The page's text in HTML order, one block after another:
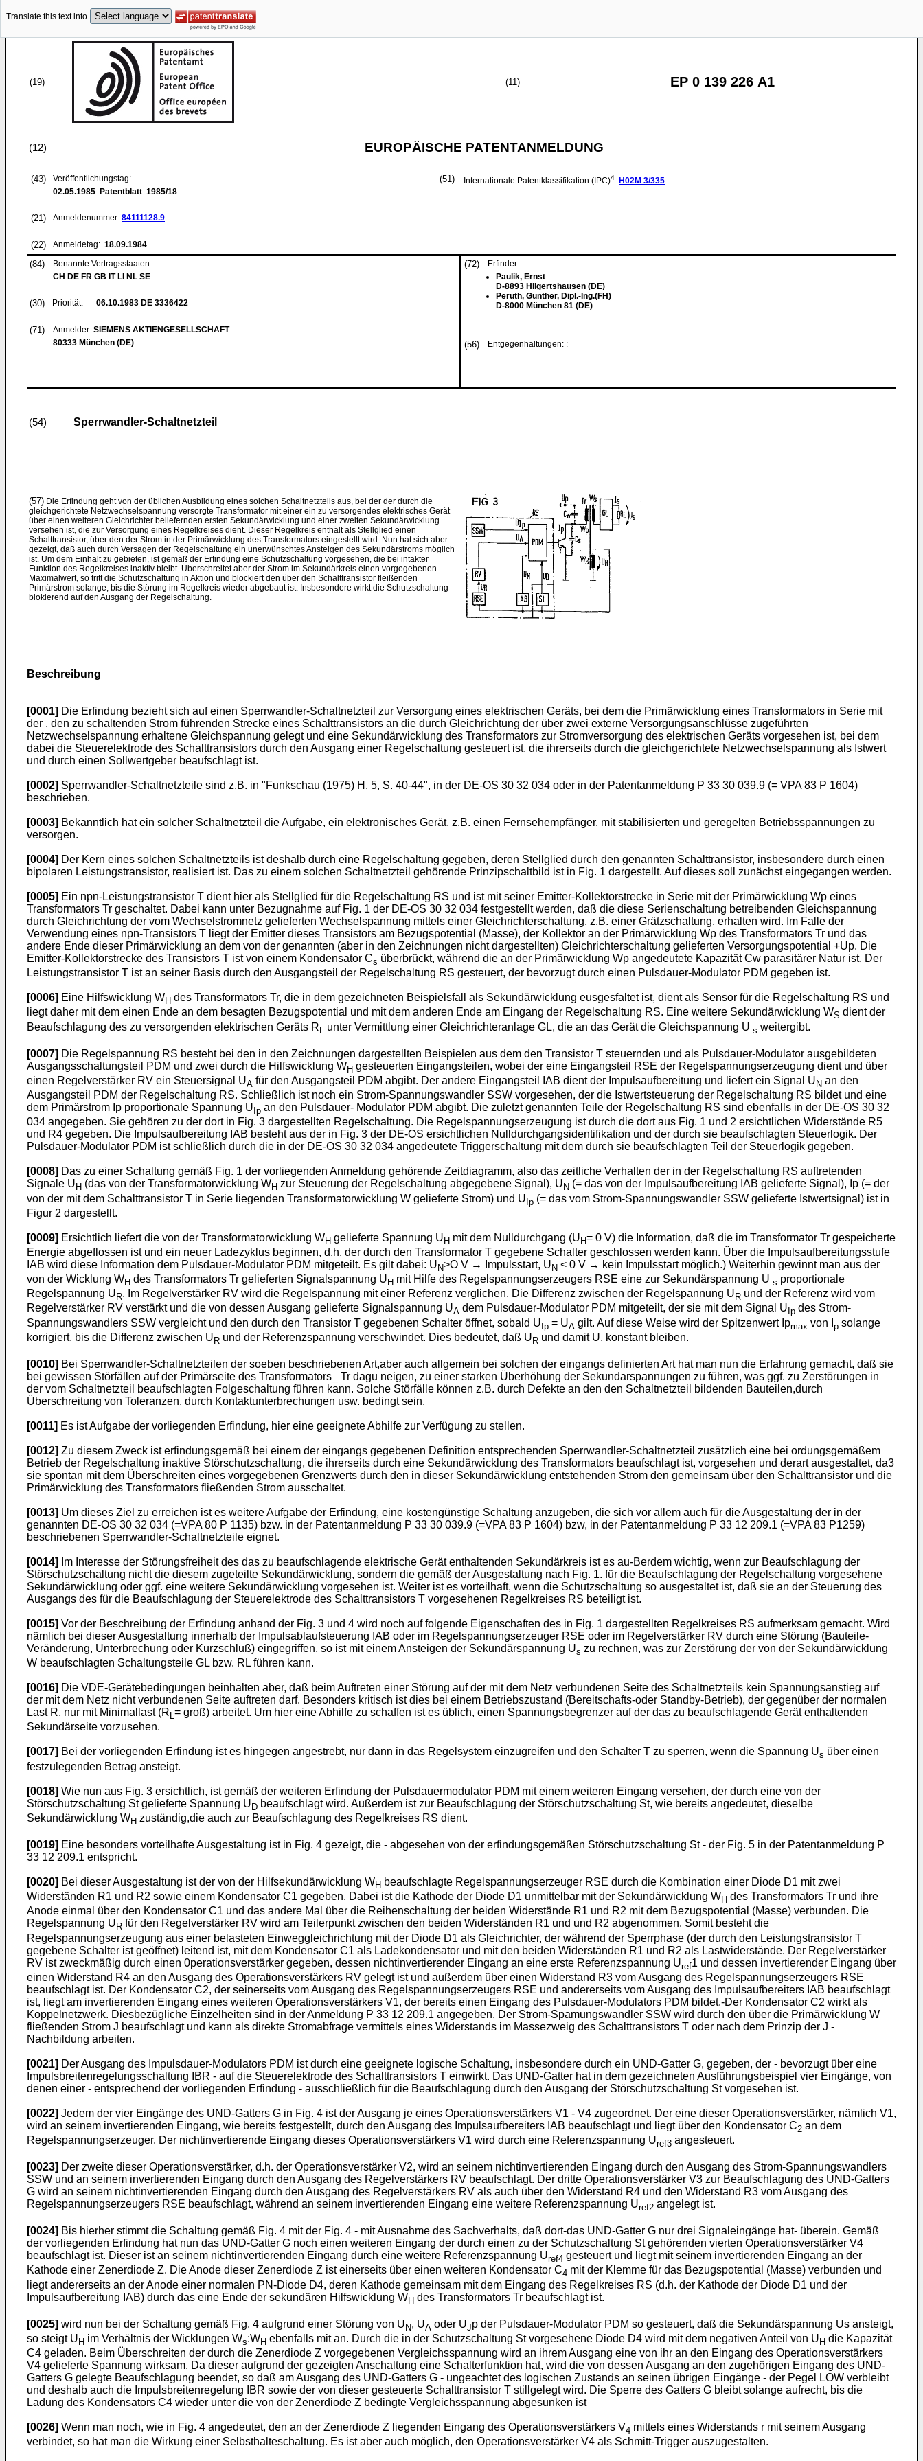
Translate this text into
(19) (11) EP 0 139 226 A1
(12) EUROPÄISCHE PATENTANMELDUNG
(43)
Veröffentlichungstag:
02.05.1985 Patentblatt 1985/18
(21) Anmeldenummer: 84111128.9
(22) Anmeldetag: 18.09.1984
(51) Internationale Patentklassifikation (IPC)4: H02M 3/335
(84)
Benannte Vertragsstaaten:
CH DE FR GB IT LI NL SE
(30) Priorität: 06.10.1983 DE 3336422
(71) Anmelder: SIEMENS AKTIENGESELLSCHAFT
80333 München (DE)
(72)
Erfinder:
Paulik, Ernst
D-8893 Hilgertshausen (DE)
Peruth, Günther, Dipl.-Ing.(FH)
D-8000 München 81 (DE)
(56) Entgegenhaltungen: :
(54) Sperrwandler-Schaltnetzteil
(57) Die Erfindung geht von der üblichen Ausbildung eines solchen Schaltnetzteils aus, bei der der durch die
gleichgerichtete Netzwechselspannung versorgte Transformator mit einer ein zu versorgendes elektrisches Gerät
über einen weiteren Gleichrichter beliefernden ersten Sekundärwicklung und einer zweiten Sekundärwicklung
versehen ist, die zur Versorgung eines Regelkreises dient. Dieser Regelkreis enthält als Stellglied einen
Schalttransistor, über den der Strom in der Primärwicklung des Transformators eingestellt wird. Nun hat sich aber
gezeigt, daß auch durch Versagen der Regelschaltung ein unerwünschtes Ansteigen des Sekundärstroms möglich
ist. Um dem Einhalt zu gebieten, ist gemäß der Erfindung eine Schutzschaltung vorgesehen, die bei intakter
Funktion des Regelkreises inaktiv bleibt. Überschreitet aber der Strom im Sekundärkreis einen vorgegebenen
Maximalwert, so tritt die Schutzschaltung in Aktion und blockiert den über den Schalttransistor fleißenden
Primärstrom solange, bis die Störung im Regelkreis wieder abgebaut ist. Insbesondere wirkt die Schutzschaltung
blokierend auf den Ausgang der Regelschaltung.
Beschreibung
[0001] Die Erfindung bezieht sich auf einen Sperrwandler-Schaltnetzteil zur Versorgung eines elektrischen Geräts, bei dem die Primärwicklung eines Transformators in Serie mit
der . den zu schaltenden Strom führenden Strecke eines Schalttransistors an die durch Gleichrichtung der über zwei externe Versorgungsanschlüsse zugeführten
Netzwechselspannung erhaltene Gleichspannung gelegt und eine Sekundärwicklung des Transformators zur Stromversorgung des elektrischen Geräts vorgesehen ist, bei dem
dabei die Steuerelektrode des Schalttransistors durch den Ausgang einer Regelschaltung gesteuert ist, die ihrerseits durch die gleichgerichtete Netzwechselspannung als Istwert
und durch einen Sollwertgeber beaufschlagt ist.
[0002] Sperrwandler-Schaltnetzteile sind z.B. in "Funkschau (1975) H. 5, S. 40-44", in der DE-OS 30 32 034 oder in der Patentanmeldung P 33 30 039.9 (= VPA 83 P 1604)
beschrieben.
[0003] Bekanntlich hat ein solcher Schaltnetzteil die Aufgabe, ein elektronisches Gerät, z.B. einen Fernsehempfänger, mit stabilisierten und geregelten Betriebsspannungen zu
versorgen.
[0004] Der Kern eines solchen Schaltnetzteils ist deshalb durch eine Regelschaltung gegeben, deren Stellglied durch den genannten Schalttransistor, insbesondere durch einen
bipolaren Leistungstransistor, realisiert ist. Das zu einem solchen Schaltnetzteil gehörende Prinzipschaltbild ist in Fig. 1 dargestellt. Auf dieses soll zunächst eingegangen werden.
[0005] Ein npn-Leistungstransistor T dient hier als Stellglied für die Regelschaltung RS und ist mit seiner Emitter-Kollektorstrecke in Serie mit der Primärwicklung Wp eines
Transformators Tr geschaltet. Dabei kann unter Bezugnahme auf Fig. 1 der DE-OS 30 32 034 festgestellt werden, daß die diese Serienschaltung betreibenden Gleichspannung
durch Gleichrichtung der vom Wechselstromnetz gelieferten Wechselspannung mittels einer Gleichrichterschaltung, z.B. einer Grätzschaltung, erhalten wird. Im Falle der
Verwendung eines npn-Transistors T liegt der Emitter dieses Transistors am Bezugspotential (Masse), der Kollektor an der Primärwicklung Wp des Transformators Tr und das
andere Ende dieser Primärwicklung an dem von der genannten (aber in den Zeichnungen nicht dargestellten) Gleichrichterschaltung gelieferten Versorgungspotential +Up. Die
Emitter-Kollektorstrecke des Transistors T ist von einem Kondensator Cs überbrückt, während die an der Primärwicklung Wp angedeutete Kapazität Cw parasitärer Natur ist. Der
Leistungstransistor T ist an seiner Basis durch den Ausgangsteil der Regelschaltung RS gesteuert, der bevorzugt durch einen Pulsdauer-Modulator PDM gegeben ist.
[0006] Eine Hilfswicklung WH des Transformators Tr, die in dem gezeichneten Beispielsfall als Sekundärwicklung eusgesfaltet ist, dient als Sensor für die Regelschaltung RS und
liegt daher mit dem einen Ende an dem besagten Bezugspotential und mit dem anderen Ende am Eingang der Regelschaltung RS. Eine weitere Sekundärwicklung WS dient der
Beaufschlagung des zu versorgenden elektrischen Geräts R
unter Vermittlung einer Gleichrichteranlage GL, die an das Gerät die Gleichspannung U s weitergibt.
[0007] Die Regelspannung RS besteht bei den in den Zeichnungen dargestellten Beispielen aus dem den Transistor T steuernden und als Pulsdauer-Modulator ausgebildeten
Ausgangsschaltungsteil PDM und zwei durch die Hilfswicklung WH gesteuerten Eingangsteilen, wobei der eine Eingangsteil RSE der Regelspannungserzeugung dient und über
einen Regelverstärker RV ein Steuersignal UA für den Ausgangsteil PDM abgibt. Der andere Eingangsteil IAB dient der Impulsaufbereitung und liefert ein Signal U N an den
Ausgangsteil PDM der Regelschaltung RS. Schließlich ist noch ein Strom-Spannungswandler SSW vorgesehen, der die Istwertsteuerung der Regelschaltung RS bildet und eine
dem Primärstrom Ip proportionale Spannung U Ip an den Pulsdauer- Modulator PDM abgibt. Die zuletzt genannten Teile der Regelschaltung RS sind ebenfalls in der DE-OS 30 32
034 angegeben. Sie gehören zu der dort in Fig. 3 dargestellten Regelschaltung. Die Regelspannungserzeugung ist durch die dort aus Fig. 1 und 2 ersichtlichen Widerstände R5
und R4 gegeben. Die Impulsaufbereitung IAB besteht aus der in Fig. 3 der DE-OS ersichtlichen Nulldurchgangsidentifikation und der durch sie beaufschlagten Steuerlogik. Der
Pulsdauer-Modulator PDM ist schließlich durch die in der DE-OS 30 32 034 angedeutete Triggerschaltung mit dem durch sie beaufschlagten Teil der Steuerlogik gegeben.
[0008] Das zu einer Schaltung gemäß Fig. 1 der vorliegenden Anmeldung gehörende Zeitdiagramm, also das zeitliche Verhalten der in der Regelschaltung RS auftretenden
Signale U H (das von der Transformatorwicklung WH zur Steuerung der Regelschaltung abgegebene Signal), U N (= das von der Impulsaufbereitung IAB gelieferte Signal), Ip (= der
von der mit dem Schalttransistor T in Serie liegenden Transformatorwicklung W gelieferte Strom) und UIp (= das vom Strom-Spannungswandler SSW gelieferte Istwertsignal) ist in
Figur 2 dargestellt.
[0009] Ersichtlich liefert die von der Transformatorwicklung WH gelieferte Spannung U H mit dem Nulldurchgang (U H= 0 V) die Information, daß die im Transformator Tr gespeicherte
Energie abgeflossen ist und ein neuer Ladezyklus beginnen, d.h. der durch den Transformator T gegebene Schalter geschlossen werden kann. Über die Impulsaufbereitungsstufe
IAB wird diese Information dem Pulsdauer-Modulator PDM mitgeteilt. Es gilt dabei: U N>O V → Impulsstart, U N < 0 V → kein Impulsstart möglich.) Weiterhin gewinnt man aus der
von der Wicklung WH des Transformators Tr gelieferten Signalspannung U H mit Hilfe des Regelspannungserzeugers RSE eine zur Sekundärspannung U s proportionale
Regelspannung U R. Im Regelverstärker RV wird die Regelspannung mit einer Referenz verglichen. Die Differenz zwischen der Regelspannung U R und der Referenz wird vom
Regelverstärker RV verstärkt und die von dessen Ausgang gelieferte Signalspannung UA dem Pulsdauer-Modulator PDM mitgeteilt, der sie mit dem Signal U Ip des Strom-
Spannungswandlers SSW vergleicht und den durch den Transistor T gegebenen Schalter öffnet, sobald U Ip = UA gilt. Auf diese Weise wird der Spitzenwert Ipmax von I p solange
korrigiert, bis die Differenz zwischen U R und der Referenzspannung verschwindet. Dies bedeutet, daß U R und damit U, konstant bleiben.
[0010] Bei Sperrwandler-Schaltnetzteilen der soeben beschriebenen Art,aber auch allgemein bei solchen der eingangs definierten Art hat man nun die Erfahrung gemacht, daß sie
bei gewissen Störfällen auf der Primärseite des Transformators_ Tr dagu neigen, zu einer starken Überhöhung der Sekundarspannungen zu führen, was ggf. zu Zerstörungen in
der vom Schaltnetzteil beaufschlagten Folgeschaltung führen kann. Solche Störfälle können z.B. durch Defekte an den den Schaltnetzteil bildenden Bauteilen,durch
Überschreitung von Toleranzen, durch Kontaktunterbrechungen usw. bedingt sein.
[0011] Es ist Aufgabe der vorliegenden Erfindung, hier eine geeignete Abhilfe zur Verfügung zu stellen.
[0012] Zu diesem Zweck ist erfindungsgemäß bei einem der eingangs gegebenen Definition entsprechenden Sperrwandler-Schaltnetzteil zusätzlich eine bei ordungsgemäßem
Betrieb der Regelschaltung inaktive Störschutzschaltung, die ihrerseits durch eine Sekundärwicklung des Transformators beaufschlagt ist, vorgesehen und derart ausgestaltet, da3
sie spontan mit dem Überschreiten eines vorgegebenen Grenzwerts durch den in dieser Sekundärwicklung entstehenden Strom den gemeinsam über den Schalttransistor und die
Primärwicklung des Transformators fließenden Strom ausschaltet.
[0013] Um dieses Ziel zu erreichen ist es weitere Aufgabe der Erfindung, eine kostengünstige Schaltung anzugeben, die sich vor allem auch für die Ausgestaltung der in der
genannten DE-OS 30 32 034 (=VPA 80 P 1135) bzw. in der Patentanmeldung P 33 30 039.9 (=VPA 83 P 1604) bzw, in der Patentanmeldung P 33 12 209.1 (=VPA 83 P1259)
beschriebenen Sperrwandler-Schaltnetzteile eignet.
[0014]
Im Interesse der Störungsfreiheit des das zu beaufschlagende elektrische Gerät enthaltenden Sekundärkreis ist es au-Berdem wichtig, wenn zur Beaufschlagung der
Störschutzschaltung nicht die diesem zugeteilte Sekundärwicklung, sondern die gemäß der Ausgestaltung nach Fig. 1. für die Beaufschlagung der Regelschaltung vorgesehene
Sekundärwicklung oder ggf. eine weitere Sekundärwicklung vorgesehen ist. Weiter ist es vorteilhaft, wenn die Schutzschaltung so ausgestaltet ist, daß sie an der Steuerung des
Ausgangs des für die Beaufschlagung der Steuerelektrode des Schalttransistors T vorgesehenen Regelkreises RS beteiligt ist.
[0015] Vor der Beschreibung der Erfindung anhand der Fig. 3 und 4 wird noch auf folgende Eigenschaften des in Fig. 1 dargestellten Regelkreises RS aufmerksam gemacht. Wird
nämlich bei dieser Ausgestaltung innerhalb der Impulsablaufsteuerung IAB oder im Regelspannungserzeuger RSE oder im Regelverstärker RV durch eine Störung (Bauteile-
Veränderung, Unterbrechung oder Kurzschluß) eingegriffen, so ist mit einem Ansteigen der Sekundärspannung Us zu rechnen, was zur Zerstörung der von der Sekundärwicklung
W beaufschlagten Schaltungsteile GL bzw. RL führen kann.
[0016] Die VDE-Gerätebedingungen beinhalten aber, daß beim Auftreten einer Störung auf der mit dem Netz verbundenen Seite des Schaltnetzteils kein Spannungsanstieg auf
der mit dem Netz nicht verbundenen Seite auftreten darf. Besonders kritisch ist dies bei einem Betriebszustand (Bereitschafts-oder Standby-Betrieb), der gegenüber der normalen
Last R, nur mit Minimallast (R L= groß) arbeitet. Um hier eine Abhilfe zu schaffen ist es üblich, einen Spannungsbegrenzer auf der das zu beaufschlagende Gerät enthaltenden
Sekundärseite vorzusehen.
[0017] Bei der vorliegenden Erfindung ist es hingegen angestrebt, nur dann in das Regelsystem einzugreifen und den Schalter T zu sperren, wenn die Spannung Us über einen
festzulegenden Betrag ansteigt.
[0018] Wie nun aus Fig. 3 ersichtlich, ist gemäß der weiteren Erfindung der Pulsdauermodulator PDM mit einem weiteren Eingang versehen, der durch eine von der
Störschutzschaltung St gelieferte Spannung U D beaufschlagt wird. Außerdem ist zur Beaufschlagung der Störschutzschaltung St, wie bereits angedeutet, dieselbe
Sekundärwicklung WH zuständig,die auch zur Beaufschlagung des Regelkreises RS dient.
[0019] Eine besonders vorteilhafte Ausgestaltung ist in Fig. 4 gezeigt, die - abgesehen von der erfindungsgemäßen Störschutzschaltung St - der Fig. 5 in der Patentanmeldung P
33 12 209.1 entspricht.
[0020] Bei dieser Ausgestaltung ist der von der Hilfsekundärwicklung WH beaufschlagte Regelspannungserzeuger RSE durch die Kombination einer Diode D1 mit zwei
Widerständen R1 und R2 sowie einem Kondensator C1 gegeben. Dabei ist die Kathode der Diode D1 unmittelbar mit der Sekundärwicklung WH des Transformators Tr und ihre
Anode einmal über den Kondensator C1 und das andere Mal über die Reihenschaltung der beiden Widerstände R1 und R2 mit dem Bezugspotential (Masse) verbunden. Die
Regelspannung U R für den Regelverstärker RV wird am Teilerpunkt zwischen den beiden Widerständen R1 und und R2 abgenommen. Somit besteht die
Regelspannungserzeugung aus einer belasteten Einweggleichrichtung mit der Diode D1 als Gleichrichter, der während der Sperrphase (der durch den Leistungstransistor T
gegebene Schalter ist geöffnet) leitend ist, mit dem Kondensator C1 als Ladekondensator und mit den beiden Widerständen R1 und R2 als Lastwiderstände. Der Regelverstärker
RV ist zweckmäßig durch einen 0perationsverstärker gegeben, dessen nichtinvertierender Eingang an eine erste Referenzspannung Uref1 und dessen invertierender Eingang über
einen Widerstand R4 an den Ausgang des Operationsverstärkers RV gelegt ist und außerdem über einen Widerstand R3 vom Ausgang des Regelspannungserzeugers RSE
beaufschlagt ist. Der Kondensator C2, der seinerseits vom Ausgang des Regelspannungserzeugers RSE und andererseits vom Ausgang des Impulsaufbereiters IAB beaufschlagt
ist, liegt am invertierenden Eingang eines weiteren Operationsverstärkers V1, der bereits einen Eingang des Pulsdauer-Modulators PDM bildet.-Der Kondensator C2 wirkt als
Koppelnetzwerk. Diesbezügliche Einzelheiten sind in der Anmeldung P 33 12 209.1 angegeben. Der Strom-Spamungswandler SSW wird durch den über die Primärwicklung W
fließenden Strom J beaufschlagt und kann als direkte Stromabfrage vermittels eines Widerstands im Massezweig des Schalttransistors T oder nach dem Prinzip der J -
Nachbildung arbeiten.
[0021] Der Ausgang des Impulsdauer-Modulators PDM ist durch eine geeignete logische Schaltung, insbesondere durch ein UND-Gatter G, gegeben, der - bevorzugt über eine
Impulsbreitenregelungsschaltung IBR - auf die Steuerelektrode des Schalttransistors T einwirkt. Das UND-Gatter hat in dem gezeichneten Ausführungsbeispiel vier Eingänge, von
denen einer - entsprechend der vorliegenden Erfindung - ausschließlich für die Beaufschlagung durch den Ausgang der Störschutzschaltung St vorgesehen ist.
[0022] Jedem der vier Eingänge des UND-Gatters G in Fig. 4 ist der Ausgang je eines Operationsverstärkers V1 - V4 zugeordnet. Der eine dieser Operationsverstärker, nämlich V1,
wird an seinem invertierenden Eingang, wie bereits festgestellt, durch den Ausgang des Impulsaufbereiters IAB beaufschlagt und liegt über den Kondensator C2 an dem
Regelspannungserzeuger. Der nichtinvertierende Eingang dieses Operationsverstärkers V1 wird durch eine Referenzspannung Uref3 angesteuert.
[0023] Der zweite dieser Operationsverstärker, d.h. der Operationsverstärker V2, wird an seinem nichtinvertierenden Eingang durch den Ausgang des Strom-Spannungswandlers
SSW und an seinem invertierenden Eingang durch den Ausgang des Regelverstärkers RV beaufschlagt. Der dritte Operationsverstärker V3 zur Beaufschlagung des UND-Gatters
G wird an seinem nichtinvertierenden Eingang durch den Ausgang des Regelverstärkers RV als auch über den Widerstand R4 und den Widerstand R3 vom Ausgang des
Regelspannungserzeugers RSE beaufschlagt, während an seinem invertierenden Eingang eine weitere Referenzspannung Uref2 angelegt ist.
[0024] Bis hierher stimmt die Schaltung gemäß Fig. 4 mit der Fig. 4 - mit Ausnahme des Sachverhalts, daß dort-das UND-Gatter G nur drei Signaleingänge hat- überein. Gemäß
der vorliegenden Erfindung hat nun das UND-Gatter G noch einen weiteren Eingang der durch einen zu der Schutzschaltung St gehörenden vierten Operationsverstärker V4
beaufschlagt ist. Dieser ist an seinem nichtinvertierenden Eingang durch eine weitere Referenzspannung Uref4 gesteuert und liegt mit seinem invertierenden Eingang an der
Kathode einer Zenerdiode Z. Die Anode dieser Zenerdiode Z ist einerseits über einen weiteren Kondensator C4 mit der Klemme für das Bezugspotential (Masse) verbunden und
liegt andererseits an der Anode einer normalen PN-Diode D4, deren Kathode gemeinsam mit dem Eingang des Regelkreises RS (d.h. der Kathode der Diode D1 und der
Impulsaufbereitung IAB) durch das eine Ende der sekundären Hilfswicklung WH des Transformators Tr beaufschlagt ist.
[0025] wird nun bei der Schaltung gemäß Fig. 4 aufgrund einer Störung von U N, UA oder UJp der Pulsdauer-Modulator PDM so gesteuert, daß die Sekundärspannung Us ansteigt,
so steigt U H im Verhältnis der Wicklungen Ws:WH ebenfalls mit an. Durch die in der Schutzschaltung St vorgesehene Diode D4 wird mit dem negativen Anteil von U H die Kapazität
C4 geladen. Beim Überschreiten der durch die Zenerdiode Z vorgegebenen Vergleichsspannung wird an ihrem Ausgang eine von ihr an den Eingang des Operationsverstärkers
V4 gelieferte Spannung wirksam. Da dieser aufgrund der gezeigten Anschaltung eine Schalterfunktion hat, wird die von dessen Ausgang an den zugehörigen Eingang des UND-
Gatters G gelegte Beaufschlagung beendet, so daß am Ausgang des UND-Gatters G - ungeachtet des logischen Zustands an seinen übrigen Eingänge - der Pegel LOW verbleibt
und deshalb auch die Impulsbreitenregelung IBR sowie der von dieser gesteuerte Schalttransistor T stillgelegt wird. Die Sperre des Gatters G bleibt solange aufrecht, bis die
Ladung des Kondensators C4 wieder unter die von der Zenerdiode Z bedingte Vergleichsspannung abgesunken ist
[0026] Wenn man noch, wie in Fig. 4 angedeutet, den an der Zenerdiode Z liegenden Eingang des Operationsverstärkers V4 mittels eines Widerstands r mit seinem Ausgang
verbindet, so hat man die Wirkung einer Selbsthalteschaltung. Es ist aber auch möglich, den Operationsverstärker V4 als Schmitt-Trigger auszugestalten.